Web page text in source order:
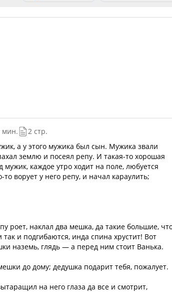
мин.
2 стр.
а у этого мужика был сын. Мужика звали
землю и посеял репу. И такая-то хорошая
каждое утро ходит на поле, любуется
ворует у него репу, и начал караулить;
роет, наклал два мешка, да такие большие,
и подгибаются, инда спина хрустит! Вот
наземь, глядь — а перед ним стоит Ванька.
до дому; дедушка подарит тебя, пожалует.
на него глаза да все и смотрит,